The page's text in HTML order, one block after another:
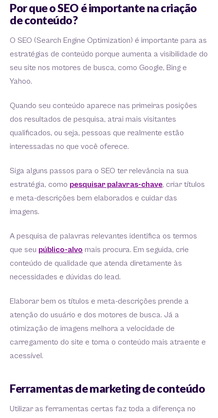
Por que o SEO é importante na criação
de conteúdo?
O SEO (Search Engine Optimization) é importante para as
estratégias de conteúdo porque aumenta a visibilidade do
seu site nos motores de busca, como Google, Bing e
Yahoo.
Quando seu conteúdo aparece nas primeiras posições
dos resultados de pesquisa, atrai mais visitantes
qualificados, ou seja, pessoas que realmente estão
interessadas no que você oferece.
Siga alguns passos para o SEO ter relevância na sua
estratégia, como pesquisar palavras-chave, criar títulos
e meta-descrições bem elaborados e cuidar das
imagens.
A pesquisa de palavras relevantes identifica os termos
que seu público-alvo mais procura. Em seguida, crie
conteúdo de qualidade que atenda diretamente às
necessidades e dúvidas do lead.
Elaborar bem os títulos e meta-descrições prende a
atenção do usuário e dos motores de busca. Já a
otimização de imagens melhora a velocidade de
carregamento do site e torna o conteúdo mais atraente e
acessível.
Ferramentas de marketing de conteúdo
Utilizar as ferramentas certas faz toda a diferença no